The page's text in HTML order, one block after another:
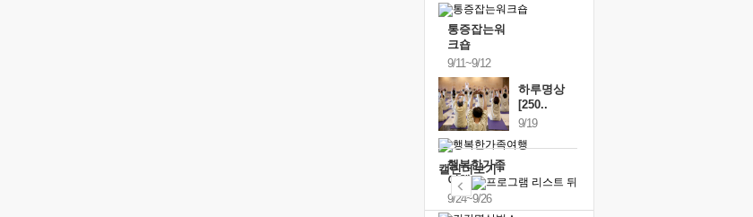
통증잡는워
크숍
9/11~9/12
하루명상
[250..
9/19
행복한가족
여행
9/24~9/26
캘린더보기+